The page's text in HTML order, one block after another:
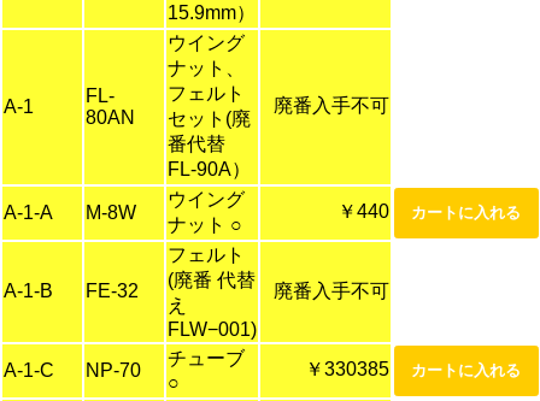
15.9mm）
A-1
FL-
80AN
ウイング
ナット、
フェルト
セット(廃
番代替
FL-90A）
廃番入手不可
A-1-A M-8W
ウイング
ナット ○
￥440
A-1-B FE-32
フェルト
(廃番 代替
え
FLW−001)
廃番入手不可
A-1-C NP-70
チューブ
○
￥330385